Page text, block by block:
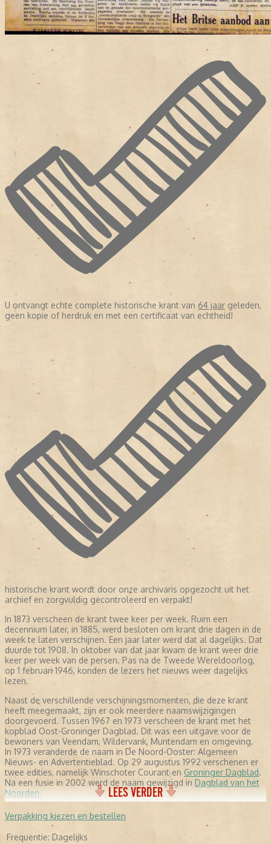
U ontvangt echte complete historische krant van 64 jaar geleden,
geen kopie of herdruk en met een certificaat van echtheid!
historische krant wordt door onze archivaris opgezocht uit het
archief en zorgvuldig gecontroleerd en verpakt!
In 1873 verscheen de krant twee keer per week. Ruim een
decennium later, in 1885, werd besloten om krant drie dagen in de
week te laten verschijnen. Een jaar later werd dat al dagelijks. Dat
duurde tot 1908. In oktober van dat jaar kwam de krant weer drie
keer per week van de persen. Pas na de Tweede Wereldoorlog,
op 1 februari 1946, konden de lezers het nieuws weer dagelijks
lezen.
Naast de verschillende verschijningsmomenten, die deze krant
heeft meegemaakt, zijn er ook meerdere naamswijzigingen
doorgevoerd. Tussen 1967 en 1973 verscheen de krant met het
kopblad Oost-Groninger Dagblad. Dit was een uitgave voor de
bewoners van Veendam, Wildervank, Muntendam en omgeving.
In 1973 veranderde de naam in De Noord-Ooster: Algemeen
Nieuws- en Advertentieblad. Op 29 augustus 1992 verschenen er
twee edities, namelijk Winschoter Courant en Groninger Dagblad.
Na een fusie in 2002 werd de naam gewijzigd in Dagblad van het
Noorden. LEES VERDER
Verpakking kiezen en bestellen
Frequentie: Dagelijks